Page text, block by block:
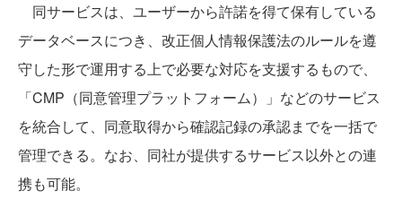
同サービスは、ユーザーから許諾を得て保有している
データベースにつき、改正個⼈情報保護法のルールを遵
守した形で運用する上で必要な対応を⽀援するもので、
「CMP（同意管理プラットフォーム）」などのサービス
を統合して、同意取得から確認記録の承認までを⼀括で
管理できる。なお、同社が提供するサービス以外との連
携も可能。